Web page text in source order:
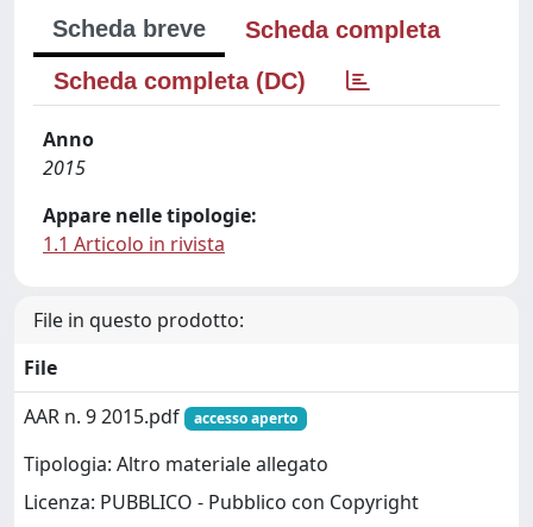
Scheda breve
Scheda completa
Scheda completa (DC)
Anno
2015
Appare nelle tipologie:
1.1 Articolo in rivista
File in questo prodotto:
File
AAR n. 9 2015.pdf
accesso aperto
Tipologia: Altro materiale allegato
Licenza: PUBBLICO - Pubblico con Copyright